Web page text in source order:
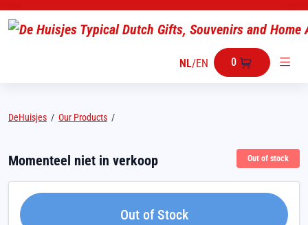
NL/EN 0
DeHuisjes / Our Products /
Momenteel niet in verkoop Out of stock
Out of Stock